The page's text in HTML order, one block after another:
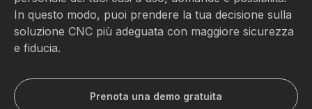
In questo modo, puoi prendere la tua decisione sulla
soluzione CNC più adeguata con maggiore sicurezza
e fiducia.
Prenota una demo gratuita